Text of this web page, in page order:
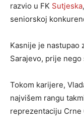
razvio u FK Sutjeska
seniorskoj
Kasnije je nastupao
Sarajevo, prije
Tokom karijere,
najvišem rangu
reprezentaciju Crne